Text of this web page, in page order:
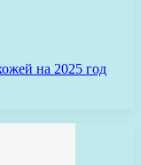
на 2025 год